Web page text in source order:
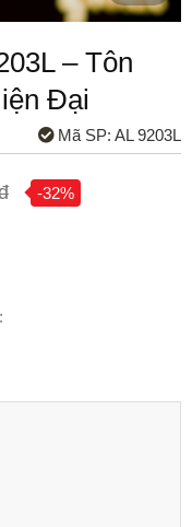
– Tôn
Đại
Mã SP: AL 9203L
-32%